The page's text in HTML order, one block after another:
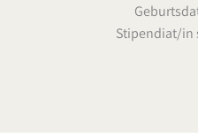
Stipendiat/in